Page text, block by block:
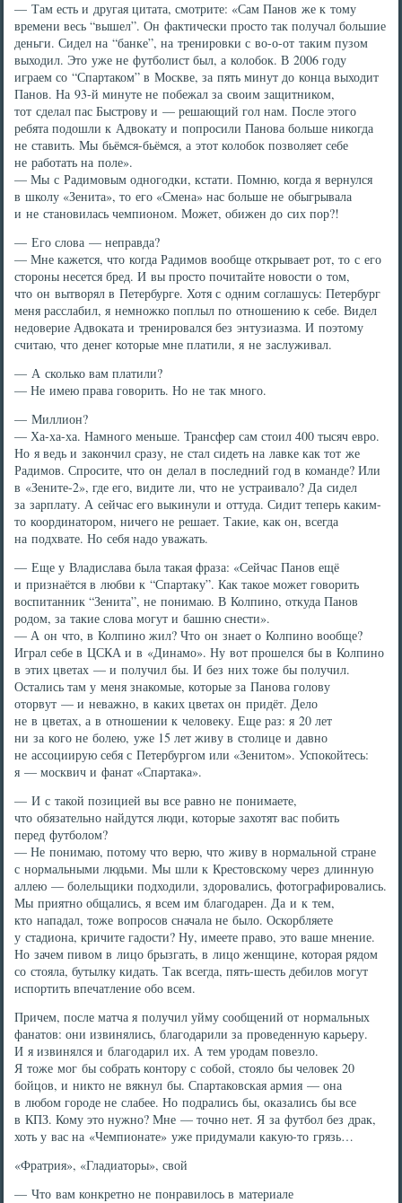
— Там есть и другая цитата, смотрите: «Сам Панов же к тому
времени весь “вышел”. Он фактически просто так получал большие
деньги. Сидел на “банке”, на тренировки с во-о-от таким пузом
выходил. Это уже не футболист был, а колобок. В 2006 году
играем со “Спартаком” в Москве, за пять минут до конца выходит
Панов. На 93-й минуте не побежал за своим защитником,
тот сделал пас Быстрову и — решающий гол нам. После этого
ребята подошли к Адвокату и попросили Панова больше никогда
не ставить. Мы бьёмся-бьёмся, а этот колобок позволяет себе
не работать на поле».
— Мы с Радимовым одногодки, кстати. Помню, когда я вернулся
в школу «Зенита», то его «Смена» нас больше не обыгрывала
и не становилась чемпионом. Может, обижен до сих пор?!
— Его слова — неправда?
— Мне кажется, что когда Радимов вообще открывает рот, то с его
стороны несется бред. И вы просто почитайте новости о том,
что он вытворял в Петербурге. Хотя с одним соглашусь: Петербург
меня расслабил, я немножко поплыл по отношению к себе. Видел
недоверие Адвоката и тренировался без энтузиазма. И поэтому
считаю, что денег которые мне платили, я не заслуживал.
— А сколько вам платили?
— Не имею права говорить. Но не так много.
— Миллион?
— Ха-ха-ха. Намного меньше. Трансфер сам стоил 400 тысяч евро.
Но я ведь и закончил сразу, не стал сидеть на лавке как тот же
Радимов. Спросите, что он делал в последний год в команде? Или
в «Зените-2», где его, видите ли, что не устраивало? Да сидел
за зарплату. А сейчас его выкинули и оттуда. Сидит теперь каким-
то координатором, ничего не решает. Такие, как он, всегда
на подхвате. Но себя надо уважать.
— Еще у Владислава была такая фраза: «Сейчас Панов ещё
и признаётся в любви к “Спартаку”. Как такое может говорить
воспитанник “Зенита”, не понимаю. В Колпино, откуда Панов
родом, за такие слова могут и башню снести».
— А он что, в Колпино жил? Что он знает о Колпино вообще?
Играл себе в ЦСКА и в «Динамо». Ну вот прошелся бы в Колпино
в этих цветах — и получил бы. И без них тоже бы получил.
Остались там у меня знакомые, которые за Панова голову
оторвут — и неважно, в каких цветах он придёт. Дело
не в цветах, а в отношении к человеку. Еще раз: я 20 лет
ни за кого не болею, уже 15 лет живу в столице и давно
не ассоциирую себя с Петербургом или «Зенитом». Успокойтесь:
я — москвич и фанат «Спартака».
— И с такой позицией вы все равно не понимаете,
что обязательно найдутся люди, которые захотят вас побить
перед футболом?
— Не понимаю, потому что верю, что живу в нормальной стране
с нормальными людьми. Мы шли к Крестовскому через длинную
аллею — болельщики подходили, здоровались, фотографировались.
Мы приятно общались, я всем им благодарен. Да и к тем,
кто нападал, тоже вопросов сначала не было. Оскорбляете
у стадиона, кричите гадости? Ну, имеете право, это ваше мнение.
Но зачем пивом в лицо брызгать, в лицо женщине, которая рядом
со стояла, бутылку кидать. Так всегда, пять-шесть дебилов могут
испортить впечатление обо всем.
Причем, после матча я получил уйму сообщений от нормальных
фанатов: они извинялись, благодарили за проведенную карьеру.
И я извинялся и благодарил их. А тем уродам повезло.
Я тоже мог бы собрать контору с собой, стояло бы человек 20
бойцов, и никто не вякнул бы. Спартаковская армия — она
в любом городе не слабее. Но подрались бы, оказались бы все
в КПЗ. Кому это нужно? Мне — точно нет. Я за футбол без драк,
хоть у вас на «Чемпионате» уже придумали какую-то грязь…
«Фратрия», «Гладиаторы», свой
— Что вам конкретно не понравилось в материале